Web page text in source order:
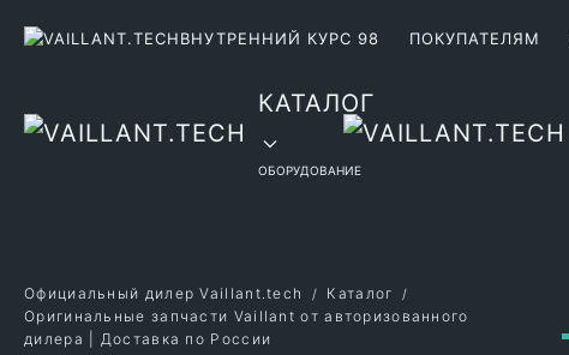
ВНУТРЕННИЙ КУРС 98 ПОКУПАТЕЛЯМ
КАТАЛОГ
ОБОРУДОВАНИЕ
Официальный дилер Vaillant.tech
Каталог
Оригинальные запчасти Vaillant от авторизованного
дилера | Доставка по России